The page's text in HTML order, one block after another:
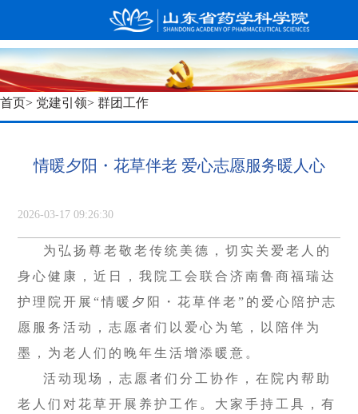
首页> 党建引领> 群团工作
情暖夕阳・花草伴老 爱心志愿服务暖人心
2026-03-17 09:26:30
为弘扬尊老敬老传统美德，切实关爱老人的
身心健康，近日，我院工会联合济南鲁商福瑞达
护理院开展“情暖夕阳・花草伴老”的爱心陪护志
愿服务活动，志愿者们以爱心为笔，以陪伴为
墨，为老人们的晚年生活增添暖意。
活动现场，志愿者们分工协作，在院内帮助
老人们对花草开展养护工作。大家手持工具，有